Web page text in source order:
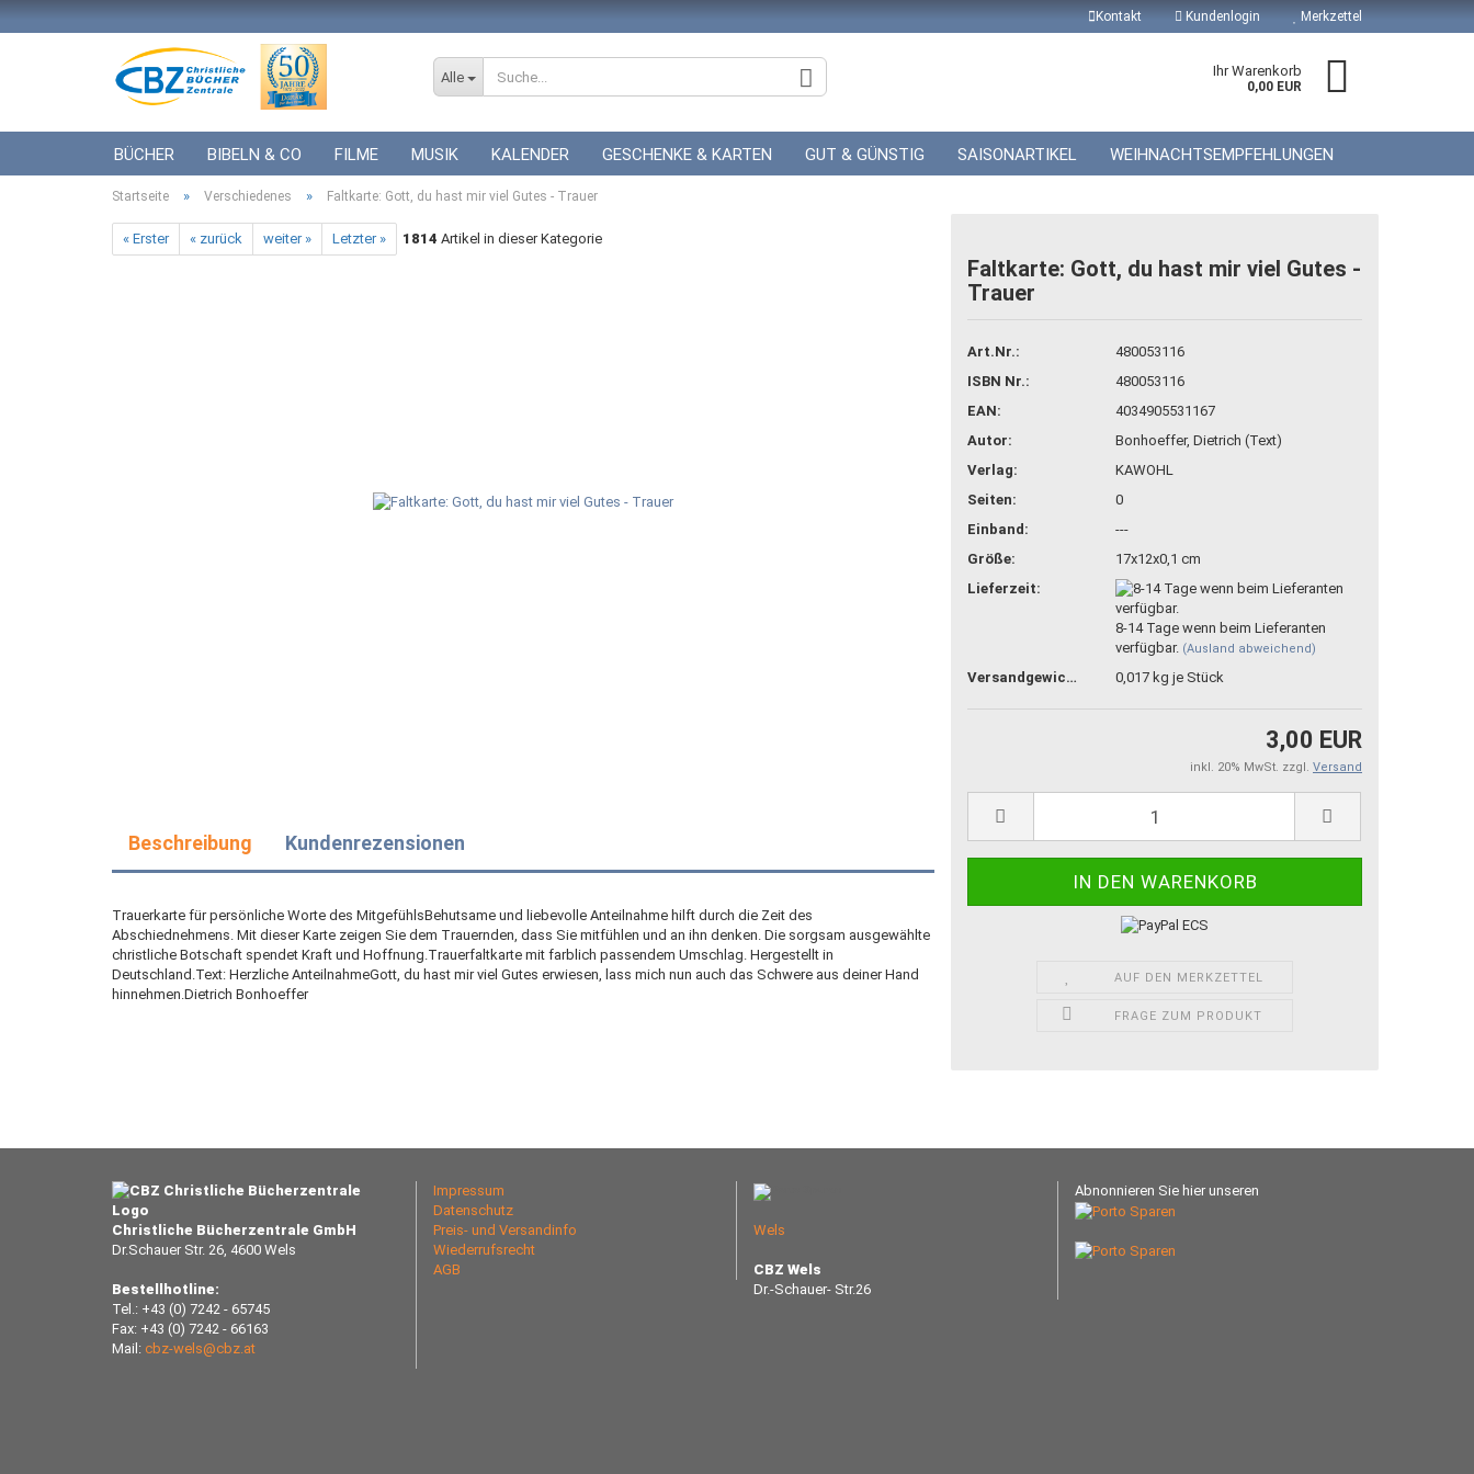
Kontakt Kundenlogin
Passwort vergessen?
Merkzettel
Alle Ihr Warenkorb
0,00 EUR
BÜCHER BIBELN & CO FILME MUSIK KALENDER GESCHENKE & KARTEN GUT & GÜNSTIG SAISONARTIKEL WEIHNACHTSEMPFEHLUNGEN
ICF BÜCHER VERSCHIEDENES GESCHENKE ZUR HOCHZEIT
Startseite » Verschiedenes » Faltkarte: Gott, du hast mir viel Gutes - Trauer
« Erster « zurück weiter » Letzter » 1814 Artikel in dieser Kategorie
Faltkarte: Gott, du hast mir viel Gutes -
Trauer
Art.Nr.:
480053116
ISBN Nr.:
480053116
EAN:
4034905531167
Autor:
Bonhoeffer, Dietrich (Text)
Verlag:
KAWOHL
Seiten:
0
Einband:
---
Größe:
17x12x0,1 cm
Lieferzeit:
8-14 Tage wenn beim Lieferanten
verfügbar. (Ausland abweichend)
Versandgewicht: 0,017 kg je Stück
3,00 EUR
inkl. 20% MwSt. zzgl. Versand
AUF DEN MERKZETTEL
FRAGE ZUM PRODUKT
Beschreibung Kundenrezensionen
Trauerkarte für persönliche Worte des MitgefühlsBehutsame und liebevolle Anteilnahme hilft durch die Zeit des
Abschiednehmens. Mit dieser Karte zeigen Sie dem Trauernden, dass Sie mitfühlen und an ihn denken. Die sorgsam ausgewählte
christliche Botschaft spendet Kraft und Hoffnung.Trauerfaltkarte mit farblich passendem Umschlag. Hergestellt in
Deutschland.Text: Herzliche AnteilnahmeGott, du hast mir viel Gutes erwiesen, lass mich nun auch das Schwere aus deiner Hand
hinnehmen.Dietrich Bonhoeffer
Christliche Bücherzentrale GmbH
Dr.Schauer Str. 26, 4600 Wels
Bestellhotline:
Tel.: +43 (0) 7242 - 65745
Fax: +43 (0) 7242 - 66163
Mail: cbz-wels@cbz.at
Impressum
Datenschutz
Preis- und Versandinfo
Wiederrufsrecht
AGB
Wels
CBZ Wels
Dr.-Schauer- Str.26
Abnonnieren Sie hier unseren